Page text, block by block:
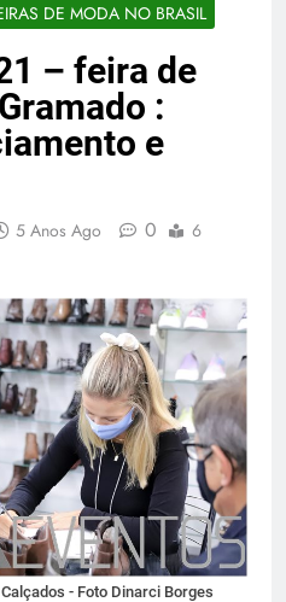
DE MODA NO BRASIL
– feira de
:
e
5 Anos Ago 0
6
- Foto Dinarci Borges